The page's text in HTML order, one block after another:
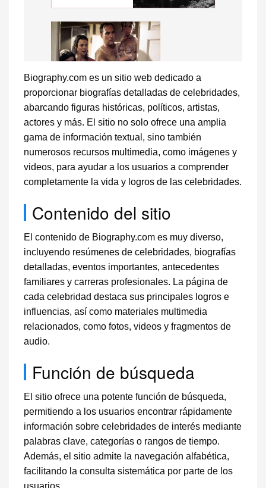
Biography.com es un sitio web dedicado a
proporcionar biografías detalladas de celebridades,
abarcando figuras históricas, políticos, artistas,
actores y más. El sitio no solo ofrece una amplia
gama de información textual, sino también
numerosos recursos multimedia, como imágenes y
videos, para ayudar a los usuarios a comprender
completamente la vida y logros de las celebridades.
Contenido del sitio
El contenido de Biography.com es muy diverso,
incluyendo resúmenes de celebridades, biografías
detalladas, eventos importantes, antecedentes
familiares y carreras profesionales. La página de
cada celebridad destaca sus principales logros e
influencias, así como materiales multimedia
relacionados, como fotos, videos y fragmentos de
audio.
Función de búsqueda
El sitio ofrece una potente función de búsqueda,
permitiendo a los usuarios encontrar rápidamente
información sobre celebridades de interés mediante
palabras clave, categorías o rangos de tiempo.
Además, el sitio admite la navegación alfabética,
facilitando la consulta sistemática por parte de los
usuarios.